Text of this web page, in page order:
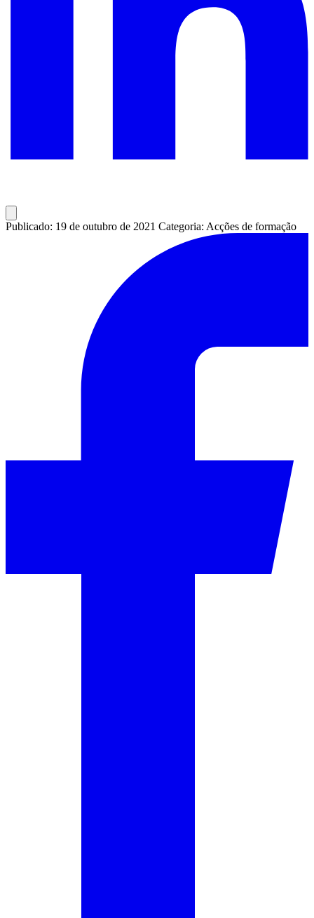
Publicado: 19 de outubro de 2021 Categoria: Acções de formação